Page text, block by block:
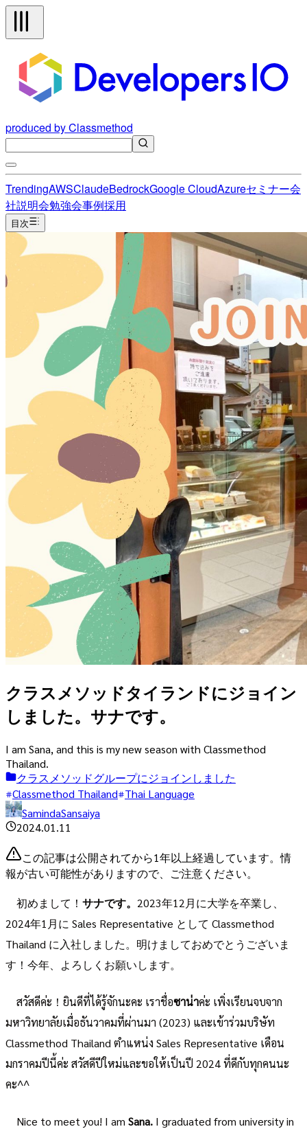
produced by Classmethod
TrendingAWSClaudeBedrockGoogle CloudAzureセミナー会
社説明会勉強会事例採用
目次
クラスメソッドタイランドにジョイン
しました。サナです。
I am Sana, and this is my new season with Classmethod
Thailand.
クラスメソッドグループにジョインしました
Classmethod Thailand Thai Language
SamindaSansaiya
2024.01.11
この記事は公開されてから1年以上経過しています。情
報が古い可能性がありますので、ご注意ください。
初めまして！ サナです。 2023年12月に大学を卒業し、
2024年1月に Sales Representative として Classmethod
Thailand に入社しました。明けましておめでとうございま
す！今年、よろしくお願いします。
สวัสดีค่ะ！ยินดีที่ได้รู้จักนะคะ เราชื่อซาน่าค่ะ เพิ่งเรียนจบจาก
มหาวิทยาลัยเมื่อธันวาคมที่ผ่านมา (2023) และเข้าร่วมบริษัท
Classmethod Thailand ตำแหน่ง Sales Representative เดือน
มกราคมปีนี้ค่ะ สวัสดีปีใหม่และขอให้เป็นปี 2024 ที่ดีกับทุกคนนะ
คะ^^
Nice to meet you! I am Sana. I graduated from university in